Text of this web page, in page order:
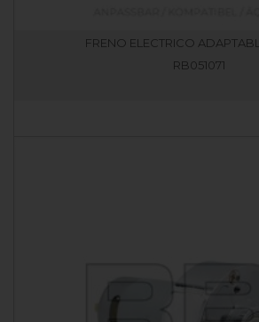
FRENO ELECTRICO
RB051071